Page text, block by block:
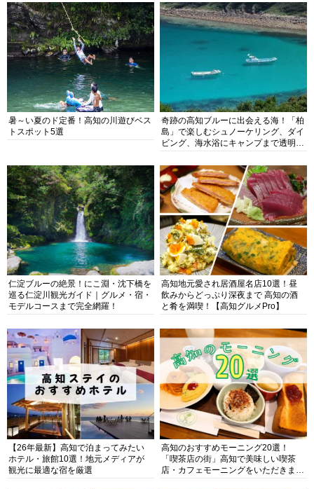
暑～い夏のド定番！高知の川遊びベス
トスポット5選
奇跡の高知ブルーに出会える海！「柏
島」で楽しむシュノーケリング、ダイ
ビング、海水浴にキャンプまで透明度
仁淀ブルーの絶景！にこ淵・沈下橋を
巡る仁淀川観光ガイド｜グルメ・宿・
モデルコースまで完全網羅！
高知地元愛され居酒屋名店10選！昼
飲みからどっぷり深夜まで 高知の酒
と肴を満喫！【高知グルメPro】
【26年最新】高知で泊まってみたい
ホテル・旅館10選！地元メディアが
観光に最適な宿を厳選
高知のおすすめモーニング20選！
「喫茶店の街」高知で美味しい喫茶
店・カフェモーニングをいただきま